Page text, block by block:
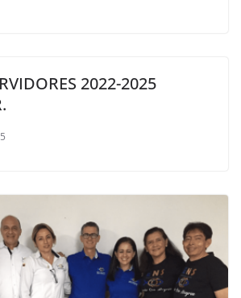
2022-2025